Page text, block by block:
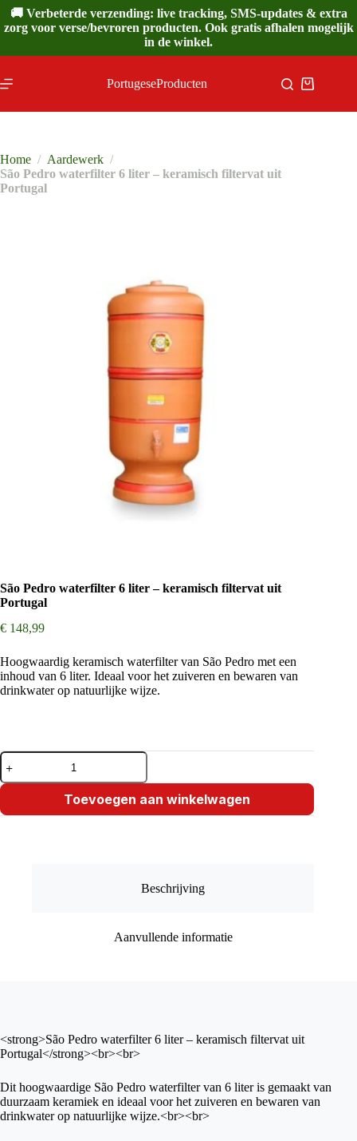
Ga
naar
de
🚚 Verbeterde verzending: live tracking, SMS-updates & extra
zorg voor verse/bevroren producten. Ook gratis afhalen mogelijk
in de winkel.
PortugeseProducten
Home / Aardewerk /
São Pedro waterfilter 6 liter – keramisch filtervat uit
Portugal
São Pedro waterfilter 6 liter – keramisch filtervat uit
Portugal
€ 148,99
Hoogwaardig keramisch waterfilter van São Pedro met een
inhoud van 6 liter. Ideaal voor het zuiveren en bewaren van
drinkwater op natuurlijke wijze.
São
Pedro
waterfilter
liter
Toevoegen aan winkelwagen
Beschrijving
Aanvullende informatie
<strong>São Pedro waterfilter 6 liter – keramisch filtervat uit
Portugal</strong><br><br>
Dit hoogwaardige São Pedro waterfilter van 6 liter is gemaakt van
duurzaam keramiek en ideaal voor het zuiveren en bewaren van
drinkwater op natuurlijke wijze.<br><br>